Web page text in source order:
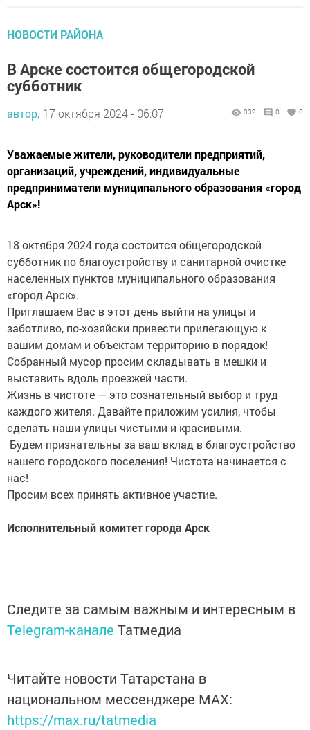
НОВОСТИ РАЙОНА
В Арске состоится общегородской
субботник
автор, 17 октября 2024 - 06:07 332 0 0
Уважаемые жители, руководители предприятий,
организаций, учреждений, индивидуальные
предприниматели муниципального образования «город
Арск»!
18 октября 2024 года состоится общегородской
субботник по благоустройству и санитарной очистке
населенных пунктов муниципального образования
«город Арск».
Приглашаем Вас в этот день выйти на улицы и
заботливо, по-хозяйски привести прилегающую к
вашим домам и объектам территорию в порядок!
Собранный мусор просим складывать в мешки и
выставить вдоль проезжей части.
Жизнь в чистоте — это сознательный выбор и труд
каждого жителя. Давайте приложим усилия, чтобы
сделать наши улицы чистыми и красивыми.
Будем признательны за ваш вклад в благоустройство
нашего городского поселения! Чистота начинается с
нас!
Просим всех принять активное участие.
Исполнительный комитет города Арск
Следите за самым важным и интересным в
Telegram-канале Татмедиа
Читайте новости Татарстана в
национальном мессенджере MАХ:
https://max.ru/tatmedia